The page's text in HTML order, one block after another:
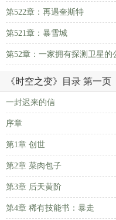
第522章：再遇奎斯特
第521章：暴雪城
第52章：一家拥有探测卫星的
《时空之变》目录 第一页
一封迟来的信
序章
第1章 创世
第2章 菜肉包子
第3章 后天黄阶
第4章 稀有技能书：暴走